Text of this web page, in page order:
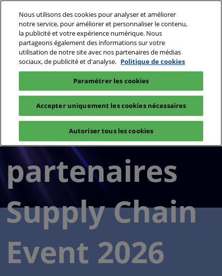
contenu
1 & 2 déc. 2026
Paris - Porte de Versailles - Pav. 1
Je réserve mon badge
Les
partenaires
Supply Chain
Event 2026
Nous utilisons des cookies pour analyser et améliorer
notre service, pour améliorer et personnaliser le contenu,
la publicité et votre expérience numérique. Nous
partageons également des informations sur votre
utilisation de notre site avec nos partenaires de médias
sociaux, de publicité et d'analyse. Politique de cookies
Paramétrer les cookies
Accepter uniquement les cookies nécessaires
Autoriser tous les cookies